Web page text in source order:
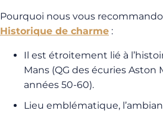
Pourquoi nous vous
Historique de charme :
Il est étroitement lié à
Mans (QG des écuries Aston
années 50-60).
Lieu emblématique,